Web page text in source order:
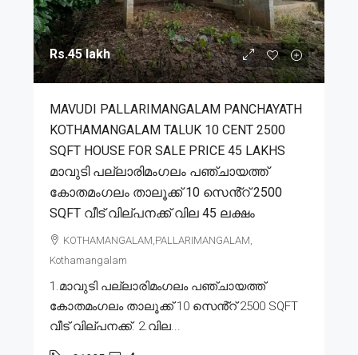
Rs.45 lakh
MAVUDI PALLARIMANGALAM PANCHAYATH
KOTHAMANGALAM TALUK 10 CENT 2500
SQFT HOUSE FOR SALE PRICE 45 LAKHS
മാവുടി പല്ലാരിമംഗലം പഞ്ചായത്ത്
കോതമംഗലം താലൂക്ക് 10 സെൻ്റ് 2500
SQFT വീട് വില്പനക്ക് വില 45 ലക്ഷം
KOTHAMANGALAM,PALLARIMANGALAM,
Kothamangalam
1.മാവുടി പല്ലാരിമംഗലം പഞ്ചായത്ത്
കോതമംഗലം താലൂക്ക് 10 സെൻ്റ് 2500 SQFT
വീട് വില്പനക്ക്. 2.വില...